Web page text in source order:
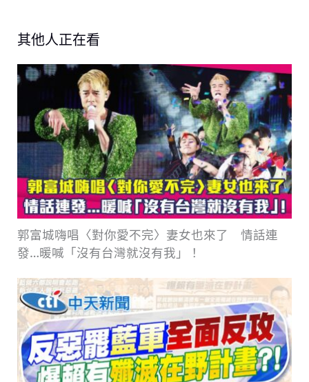
其他人正在看
郭富城嗨唱〈對你愛不完〉妻女也來了 情話連
發…暖喊「沒有台灣就沒有我」！